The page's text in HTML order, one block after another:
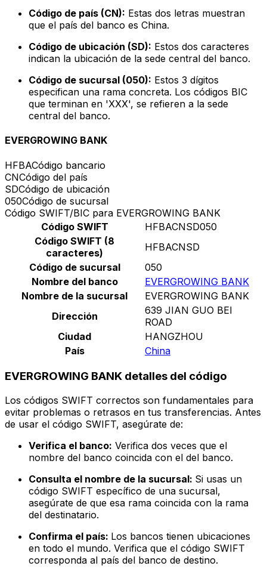
Código de país (CN): Estas dos letras muestran
que el país del banco es China.
Código de ubicación (SD): Estos dos caracteres
indican la ubicación de la sede central del banco.
Código de sucursal (050): Estos 3 dígitos
especifican una rama concreta. Los códigos BIC
que terminan en 'XXX', se refieren a la sede
central del banco.
EVERGROWING BANK
HFBACódigo bancario
CNCódigo del país
SDCódigo de ubicación
050Código de sucursal
Código SWIFT/BIC para EVERGROWING BANK
Código SWIFT
HFBACNSD050
Código SWIFT (8
caracteres)
HFBACNSD
Código de sucursal
050
Nombre del banco
EVERGROWING BANK
Nombre de la sucursal
EVERGROWING BANK
Dirección
639 JIAN GUO BEI
ROAD
Ciudad
HANGZHOU
País
China
EVERGROWING BANK detalles del código
Los códigos SWIFT correctos son fundamentales para
evitar problemas o retrasos en tus transferencias. Antes
de usar el código SWIFT, asegúrate de:
Verifica el banco: Verifica dos veces que el
nombre del banco coincida con el del banco.
Consulta el nombre de la sucursal: Si usas un
código SWIFT específico de una sucursal,
asegúrate de que esa rama coincida con la rama
del destinatario.
Confirma el país: Los bancos tienen ubicaciones
en todo el mundo. Verifica que el código SWIFT
corresponda al país del banco de destino.